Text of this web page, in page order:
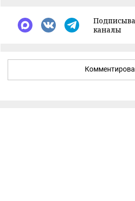
каналы